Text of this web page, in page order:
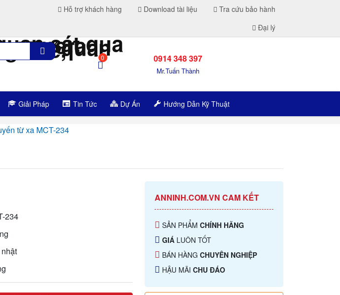
Hỗ trợ khách hàng Download tài liệu
Tra cứu bảo hành
Đại lý
0 0914 348 397
Mr.Tuấn Thành
Giải Pháp Tin Tức Dự Án Hướng Dẫn Kỹ Thuật
từ xa MCT-234
234
ANNINH.COM.VN CAM KẾT
SẢN PHẨMCHÍNH HÃNG
GIÁ LUÔN TỐT
BÁN HÀNGCHUYÊN NGHIỆP
HẬU MÃICHU ĐÁO